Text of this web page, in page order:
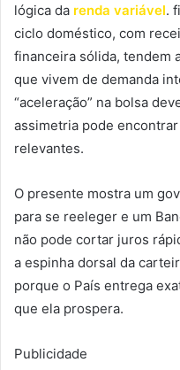
lógica da renda variável.
ciclo doméstico, com
financeira sólida, tendem
que vivem de demanda
“aceleração” na bolsa
assimetria pode
relevantes.
O presente mostra um
para se reeleger e um
não pode cortar juros
a espinha dorsal da
porque o País entrega
que ela prospera.
Publicidade